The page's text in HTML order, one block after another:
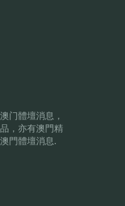
门體壇消息，
，亦有澳門精
門體壇消息.